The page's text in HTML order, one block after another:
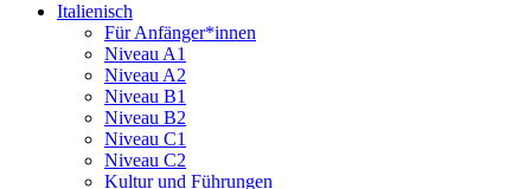
Italienisch
Für Anfänger*innen
Niveau A1
Niveau A2
Niveau B1
Niveau B2
Niveau C1
Niveau C2
Kultur und Führungen